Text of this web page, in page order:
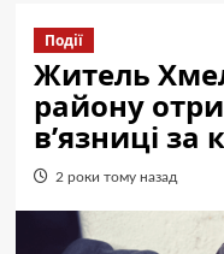
Події
Житель
району
в’язниці за
2 роки тому назад